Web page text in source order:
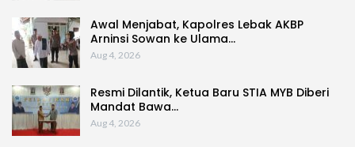
Awal Menjabat, Kapolres Lebak AKBP
Arninsi Sowan ke Ulama…
Aug 4, 2026
Resmi Dilantik, Ketua Baru STIA MYB Diberi
Mandat Bawa…
Aug 4, 2026